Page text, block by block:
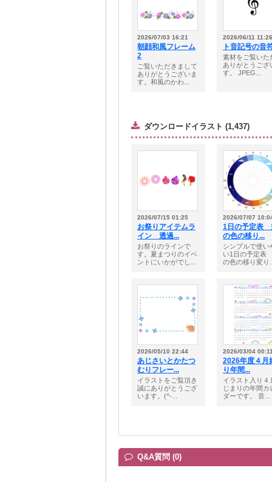
2026/07/03 16:21
朝顔和風フレーム
2
ご覧いただきまして
ありがとうございま
す。和風のかわ...
2026/06/11 11:26
ト音記号の音
素材をご覧いた
ありがとうござ
す。 JPEG...
ダウンロードイラスト (1,437)
2026/07/15 01:25
お祭りアイテムラ
イン 透過...
お祭りのラインで
す。夏まつりのイベ
ントにいかがでし...
2026/07/07
1日の予定表
の色の移り...
シンプルで使い
い1日の予定表
の色の移り変り
2026/05/10 22:44
あじさいとかたつ
むりフレー...
イラストをご覧頂き
誠にありがとうござ
います。(^-...
2026/03/04
2026年度４月
り年間...
イラスト入り４
じまりの年間カ
ダーです。 音...
Q&A質問 (0)